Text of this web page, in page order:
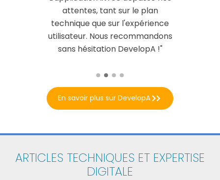
1 2 3 4
En savoir plus sur DevelopA
ARTICLES TECHNIQUES ET EXPERTISE
DIGITALE